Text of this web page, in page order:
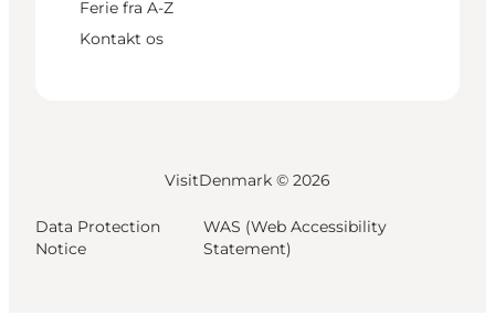
Ferie fra A-Z
Kontakt os
VisitDenmark © 2026
Data Protection
Notice
WAS (Web Accessibility
Statement)